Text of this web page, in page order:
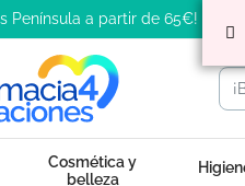
Península a partir de 65€!
Cosmética y
belleza